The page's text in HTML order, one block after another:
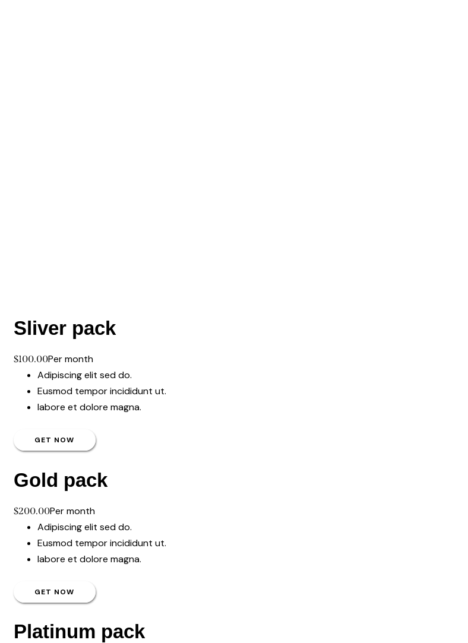
Sliver pack
$100.00Per month
Adipiscing elit sed do.
Eusmod tempor incididunt ut.
labore et dolore magna.
GET NOW
Gold pack
$200.00Per month
Adipiscing elit sed do.
Eusmod tempor incididunt ut.
labore et dolore magna.
GET NOW
Platinum pack